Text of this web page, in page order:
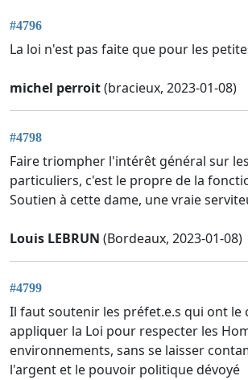
#4796
La loi n'est pas faite que pour les
michel perroit(bracieux, 2023-01-08)
#4798
Faire triompher l'intérêt général sur
particuliers, c'est le propre de la
Soutien à cette dame, une vraie
Louis LEBRUN (Bordeaux, 2023-01-08)
#4799
Il faut soutenir les préfet.e.s qui ont le
appliquer la Loi pour respecter les
environnements, sans se laisser
l'argent et le pouvoir politique dévoyé